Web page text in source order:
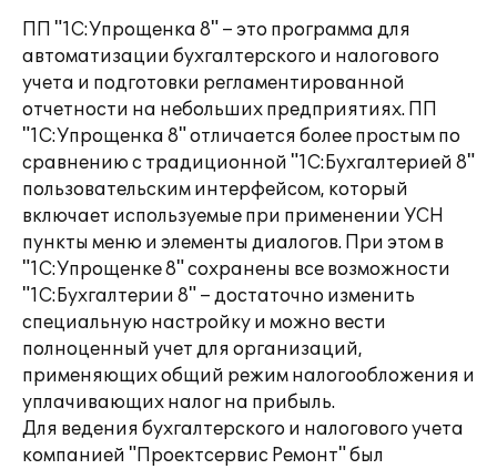
ПП "1С:Упрощенка 8" – это программа для
автоматизации бухгалтерского и налогового
учета и подготовки регламентированной
отчетности на небольших предприятиях. ПП
"1С:Упрощенка 8" отличается более простым по
сравнению с традиционной "1С:Бухгалтерией 8"
пользовательским интерфейсом, который
включает используемые при применении УСН
пункты меню и элементы диалогов. При этом в
"1С:Упрощенке 8" сохранены все возможности
"1С:Бухгалтерии 8" – достаточно изменить
специальную настройку и можно вести
полноценный учет для организаций,
применяющих общий режим налогообложения и
уплачивающих налог на прибыль.
Для ведения бухгалтерского и налогового учета
компанией "Проектсервис Ремонт" был